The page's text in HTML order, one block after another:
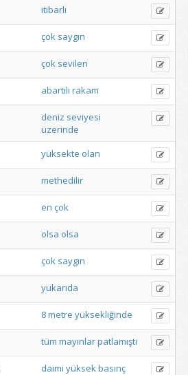
itibarlı
çok saygın
çok sevilen
abartılı rakam
deniz seviyesi
üzerinde
yüksekte olan
methedilir
en çok
olsa olsa
çok saygın
yukarıda
8metre yüksekliğinde
tüm mayınlarpatlamıştı
daimi yüksekbasınç